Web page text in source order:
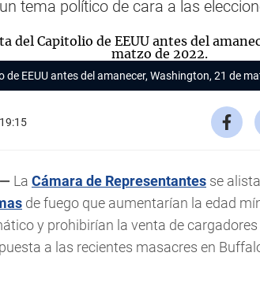
tema político de cara a las
de EEUU antes del amanecer, Washington, 21 de
La Cámara de Representantes se
de fuego que aumentarían la edad
y prohibirían la venta de
a las recientes masacres en